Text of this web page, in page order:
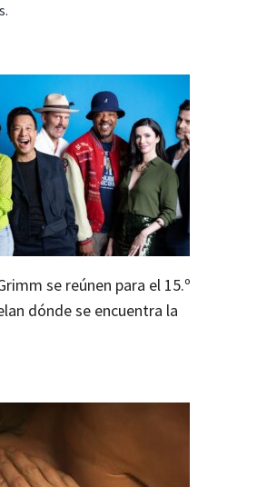
se reúnen para el 15.º
dónde se encuentra la